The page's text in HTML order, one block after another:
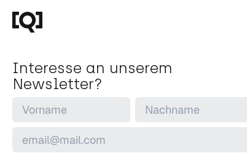
Interesse an unserem
Newsletter?